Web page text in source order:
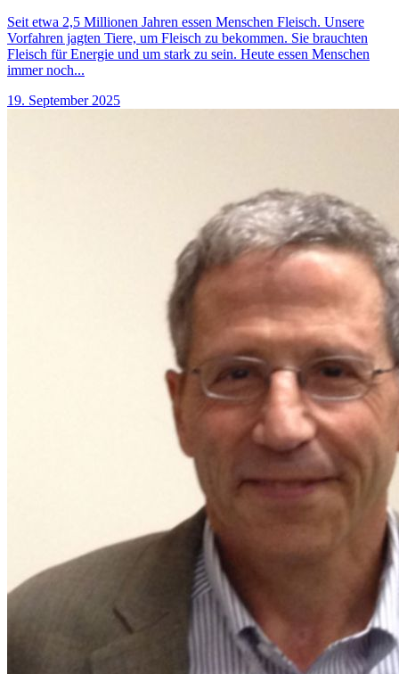
Seit etwa 2,5 Millionen Jahren essen Menschen Fleisch. Unsere
Vorfahren jagten Tiere, um Fleisch zu bekommen. Sie brauchten
Fleisch für Energie und um stark zu sein. Heute essen Menschen
immer noch...
19. September 2025